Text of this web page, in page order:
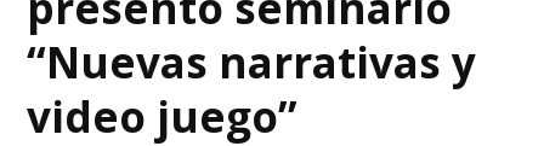
“Nuevas narrativas y
video juego”